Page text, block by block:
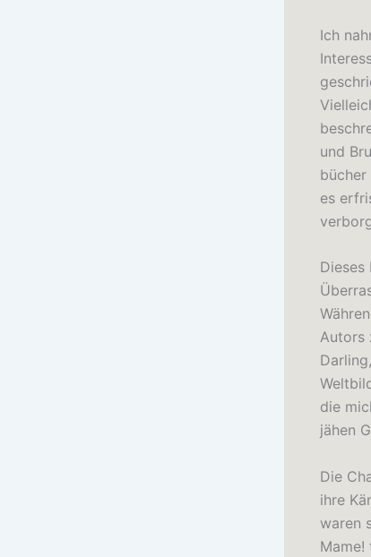
Ich
und
es
Dieses
Autors
die
jähen
Die
ihre
waren
Mame!